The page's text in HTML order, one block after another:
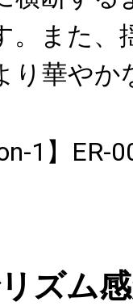
。また、
り華やか
1】
ズム